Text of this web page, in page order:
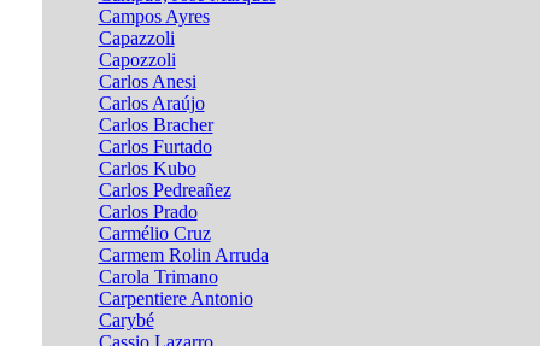
Campos Ayres
Capazzoli
Capozzoli
Carlos Anesi
Carlos Araújo
Carlos Bracher
Carlos Furtado
Carlos Kubo
Carlos Pedreañez
Carlos Prado
Carmélio Cruz
Carmem Rolin Arruda
Carola Trimano
Carpentiere Antonio
Carybé
Cassio Lazarro